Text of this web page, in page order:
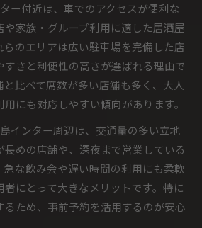
ー付近は、車でのアクセスが便利な
や家族・グループ利用に適した居酒屋
のエリアは広い駐車場を完備した店
さと利便性の高さが選ばれる理由で
比べて席数が多い店舗も多く、大人
にも対応しやすい傾向があります。
インター周辺は、交通量の多い立地
長めの店舗や、深夜まで営業している
な飲み会や遅い時間の利用にも柔軟
にとって大きなメリットです。特に
ため、事前予約を活用するのが安心